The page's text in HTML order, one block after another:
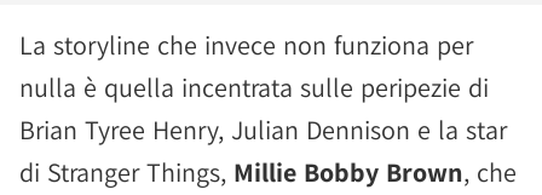
La storyline che invece non funziona per
nulla è quella incentrata sulle peripezie di
Brian Tyree Henry, Julian Dennison e la star
di Stranger Things, Millie Bobby Brown, che